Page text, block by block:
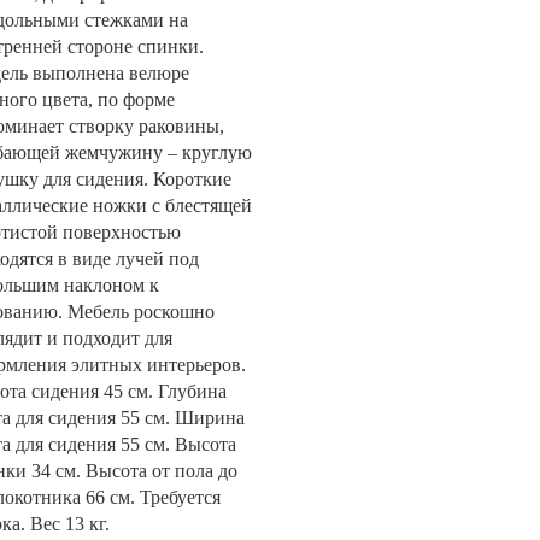
стежками на
стороне спинки.
выполнена велюре
цвета, по форме
створку раковины,
жемчужину – круглую
для сидения. Короткие
ножки с блестящей
поверхностью
в виде лучей под
наклоном к
Мебель роскошно
и подходит для
элитных интерьеров.
сидения 45 см. Глубина
для сидения 55 см. Ширина
для сидения 55 см. Высота
34 см. Высота от пола до
66 см. Требуется
Вес 13 кг.